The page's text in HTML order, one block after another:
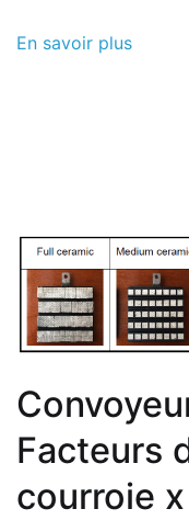
En savoir plus
Facteurs
courroie